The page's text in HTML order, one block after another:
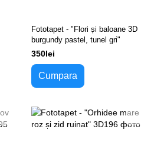
Fototapet - "Flori și baloane 3D
burgundy pastel, tunel gri"
350lei
Cumpara